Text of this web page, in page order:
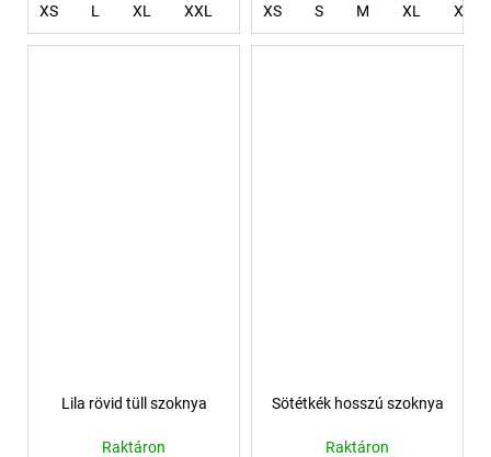
XS L XL XXL XXXL 4XL
XS S M XL XXL
Lila rövid tüll szoknya
Raktáron
Sötétkék hosszú szoknya
Raktáron